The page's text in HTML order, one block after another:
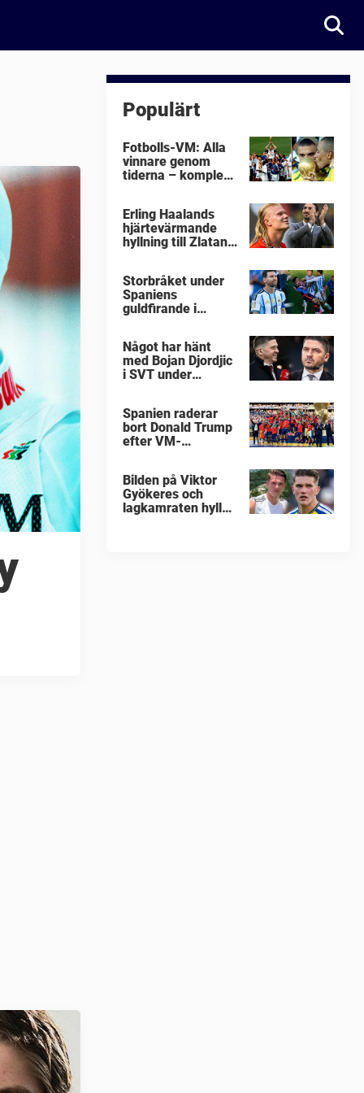
Populärt
Fotbolls-VM: Alla
vinnare genom
tiderna – komplett
Erling Haalands
hjärtevärmande
hyllning till Zlatan
Storbråket under
Spaniens
guldfirande i
Något har hänt
med Bojan Djordjic
i SVT under
Spanien raderar
bort Donald Trump
efter VM-
Bilden på Viktor
Gyökeres och
lagkamraten hyllas